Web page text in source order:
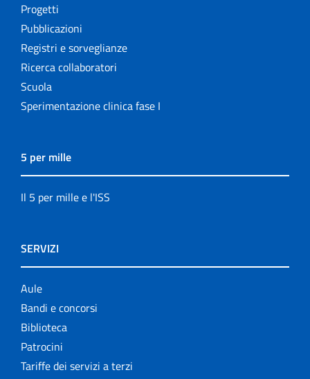
Progetti
Pubblicazioni
Registri e sorveglianze
Ricerca collaboratori
Scuola
Sperimentazione clinica fase I
5 per mille
Il 5 per mille e l'ISS
SERVIZI
Aule
Bandi e concorsi
Biblioteca
Patrocini
Tariffe dei servizi a terzi